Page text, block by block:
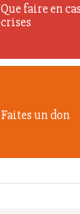
Que faire en
crises
Faites un don